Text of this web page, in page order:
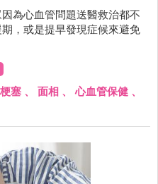
為心血管問題送醫救治都不
，或是提早發現症候來避免
塞 、 面相 、心血管保健 、